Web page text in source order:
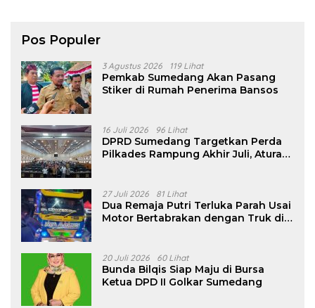
Pos Populer
3 Agustus 2026 119 Lihat
Pemkab Sumedang Akan Pasang
Stiker di Rumah Penerima Bansos
16 Juli 2026 96 Lihat
DPRD Sumedang Targetkan Perda
Pilkades Rampung Akhir Juli, Aturan
27 Juli 2026 81 Lihat
Dua Remaja Putri Terluka Parah Usai
Motor Bertabrakan dengan Truk di
20 Juli 2026 60 Lihat
Bunda Bilqis Siap Maju di Bursa
Ketua DPD II Golkar Sumedang